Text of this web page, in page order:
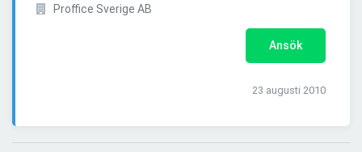
Proffice Sverige AB
Ansök
23 augusti 2010